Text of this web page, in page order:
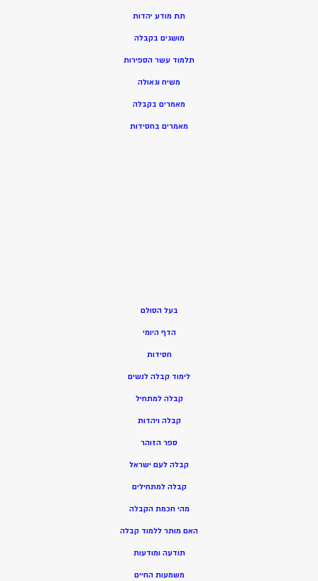
תת מודע יהדות
מושגים בקבלה
תלמוד עשר הספירות
משיח וגאולה
מאמרים בקבלה
מאמרים בחסידות
בעל הסולם
הדף היומי
חסידות
לימוד קבלה לנשים
קבלה למתחיל
קבלה ויהדות
ספר הזוהר
קבלה לעם ישראל
קבלה למתחילים
מהי חכמת הקבלה
האם מותר ללמוד קבלה
תודעה ומודעות
משמעות החיים